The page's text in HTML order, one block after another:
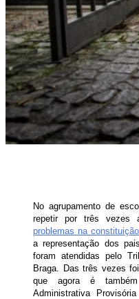
No agrupamento de
repetir por três vezes
problemas na
a representação dos
foram atendidas pelo
Braga. Das três vezes
que agora é
Administrativa